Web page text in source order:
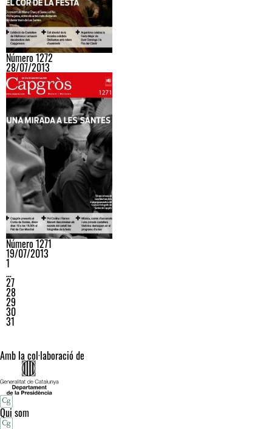
Número 1272
28/07/2013
Número 1271
19/07/2013
1
…
27
28
29
30
31
Amb la col·laboració de
Qui som